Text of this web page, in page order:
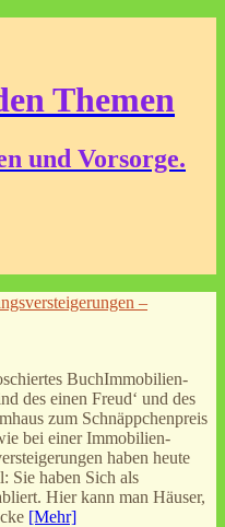
Themen
und Vorsorge.
–
BuchImmobilien-
des einen Freud‘ und des
zum Schnäppchenpreis
bei einer Immobilien-
haben heute
Sie haben Sich als
Hier kann man Häuser,
[Mehr]